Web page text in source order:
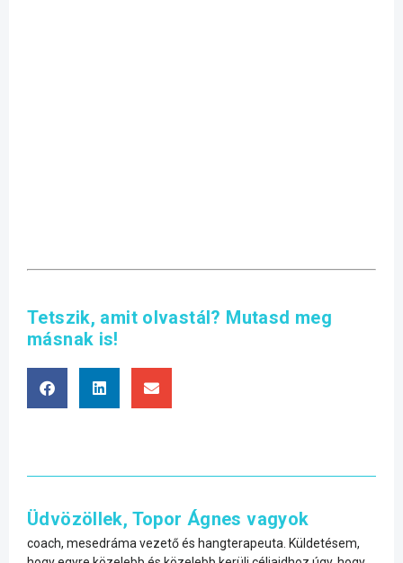
Tetszik, amit olvastál? Mutasd meg
másnak is!
Üdvözöllek, Topor Ágnes vagyok
coach, mesedráma vezető és hangterapeuta. Küldetésem,